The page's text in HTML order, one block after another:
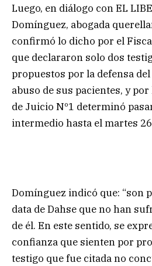
Luego, en diálogo con EL
Domínguez, abogada
confirmó lo dicho por el
que declararon solo dos
propuestos por la defensa
abuso de sus pacientes, y
de Juicio Nº1 determinó
intermedio hasta el martes
Domínguez indicó que: “son
data de Dahse que no han
de él. En este sentido, se
confianza que sienten por
testigo que fue citada no